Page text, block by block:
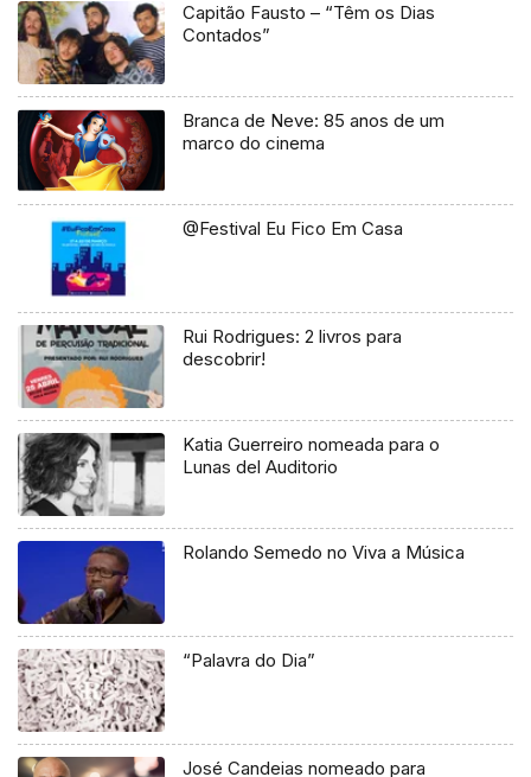
Capitão Fausto – “Têm os Dias
Contados”
Branca de Neve: 85 anos de um
marco do cinema
@Festival Eu Fico Em Casa
Rui Rodrigues: 2 livros para
descobrir!
Katia Guerreiro nomeada para o
Lunas del Auditorio
Rolando Semedo no Viva a Música
“Palavra do Dia”
José Candeias nomeado para